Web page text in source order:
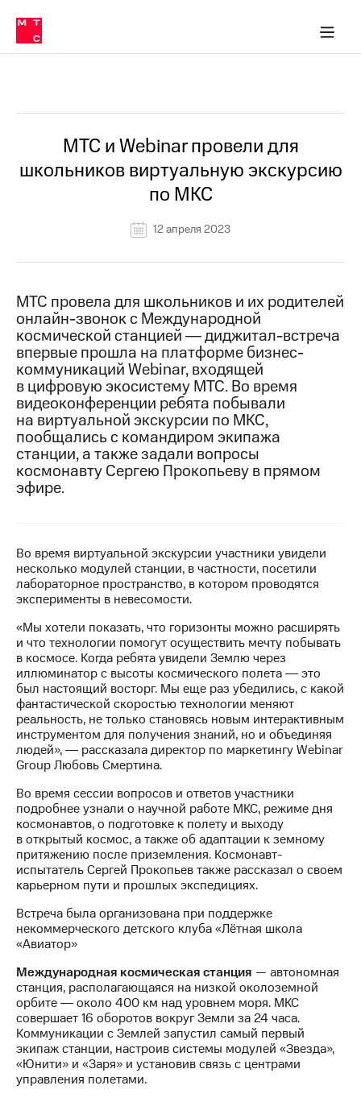
Медиа-центр
и акционерам
Устойчивое развитие
Комплаенс и деловая этика
компании
Карьера
История
компании
информация
Контакты
Медиа-центр
Пресс-
релизы
МТС
о технологиях
Достижения
Интервью
Новости
в
регионе
и акционерам
Корпоративное
управление
Корпоративный
секретарь
Раскрытие
информации
Информация
акционерам
ПАО
"МТС"
Собрания
акционеров
Личный
кабинет
акционера
Акционерный
капитал
Контроль
аудит
Рынок
акций
Описание
Программа
приобретения
Порядок
в МТС
Пресс-
релизы
о технологиях
МТС и Webinar провели для
школьников виртуальную экскурсию
по МКС
12 апреля 2023
МТС провела для школьников и их родителей
онлайн-звонок с Международной
космической станцией ― диджитал-встреча
впервые прошла на платформе бизнес-
коммуникаций Webinar, входящей
в цифровую экосистему МТС. Во время
видеоконференции ребята побывали
на виртуальной экскурсии по МКС,
пообщались с командиром экипажа
станции, а также задали вопросы
космонавту Сергею Прокопьеву в прямом
эфире.
Во время виртуальной экскурсии участники увидели
несколько модулей станции, в частности, посетили
лабораторное пространство, в котором проводятся
эксперименты в невесомости.
«Мы хотели показать, что горизонты можно расширять
и что технологии помогут осуществить мечту побывать
в космосе. Когда ребята увидели Землю через
иллюминатор с высоты космического полета ― это
был настоящий восторг. Мы еще раз убедились, с какой
фантастической скоростью технологии меняют
реальность, не только становясь новым интерактивным
инструментом для получения знаний, но и объединяя
людей», ― рассказала директор по маркетингу Webinar
Group Любовь Смертина.
Во время сессии вопросов и ответов участники
подробнее узнали о научной работе МКС, режиме дня
космонавтов, о подготовке к полету и выходу
в открытый космос, а также об адаптации к земному
притяжению после приземления. Космонавт-
испытатель Сергей Прокопьев также рассказал о своем
карьерном пути и прошлых экспедициях.
Встреча была организована при поддержке
некоммерческого детского клуба «Лётная школа
«Авиатор»
Международная космическая станция — автономная
станция, располагающаяся на низкой околоземной
орбите ― около 400 км над уровнем моря. МКС
совершает 16 оборотов вокруг Земли за 24 часа.
Коммуникации с Землей запустил самый первый
экипаж станции, настроив системы модулей «Звезда»,
«Юнити» и «Заря» и установив связь с центрами
управления полетами.